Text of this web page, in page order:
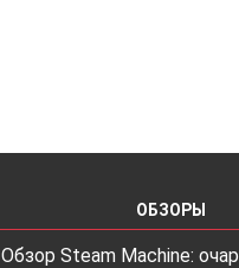
ОБЗОРЫ
Обзор Steam Machine: